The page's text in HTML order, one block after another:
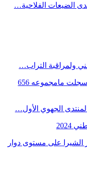
الضيعات الفلاحية…
ولمراقبة التراب…
2024 : مراكش ضمن أربع مدن بالممكلة سجلت مامجموعه 656
الجهوي الأول…
على مستوى دوار